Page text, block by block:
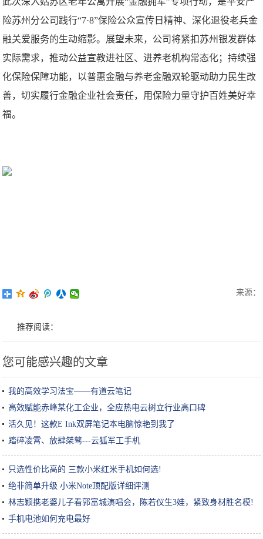
险苏州分公司践行“7·8”保险公众宣传日精神、深化退役老兵金
融关爱服务的生动缩影。展望未来，公司将紧扣苏州银发群体
实际需求，推动公益宣教进社区、进养老机构常态化；持续强
化保险保障功能，以普惠金融与养老金融双轮驱动助力民生改
善，切实履行金融企业社会责任，用保险力量守护百姓美好幸
福。
来源：
推荐阅读：
您可能感兴趣的文章
我的高效学习法宝——有道云笔记
高效赋能赤峰某化工企业，全应热电云树立行业高口碑
活久见！这款E Ink双屏笔记本电脑惊艳到我了
踏碎凌霄、放肆桀骜---云狐军工手机
只选性价比高的 三款小米红米手机如何选!
绝非简单升级 小米Note顶配版详细评测
林志颖携老婆儿子看郭富城演唱会，陈若仪生3娃，紧致身材胜名模!
手机电池如何充电最好